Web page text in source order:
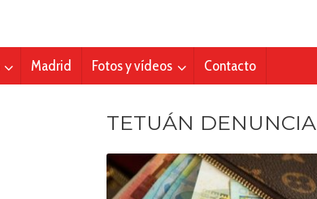
Madrid Fotos y vídeos Contacto
TETUÁN DENUNCIA